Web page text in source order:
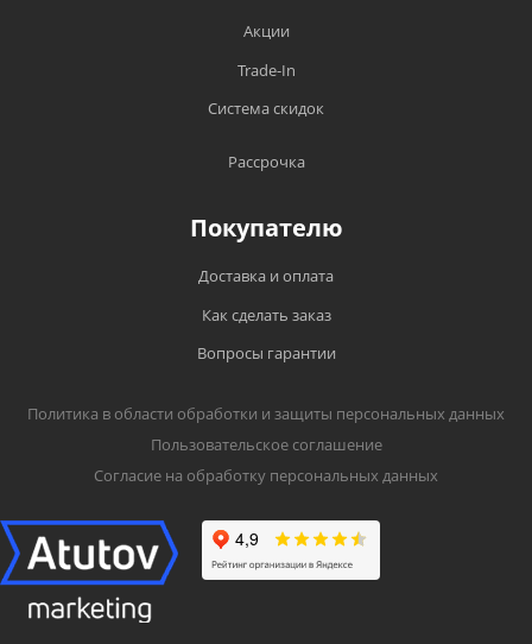
Акции
Trade-In
Система скидок
Рассрочка
Покупателю
Доставка и оплата
Как сделать заказ
Вопросы гарантии
Политика в области обработки и защиты персональных данных
Пользовательское соглашение
Согласие на обработку персональных данных